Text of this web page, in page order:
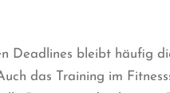
Deadlines bleibt häufig
das Training im